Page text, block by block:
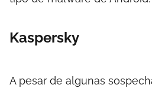
Kaspersky
A pesar de algunas